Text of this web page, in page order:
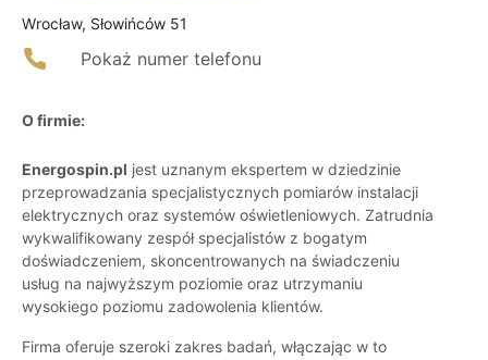
Wrocław, Słowińców 51
Pokaż numer telefonu
O firmie:
Energospin.pl jest uznanym ekspertem w dziedzinie
przeprowadzania specjalistycznych pomiarów instalacji
elektrycznych oraz systemów oświetleniowych. Zatrudnia
wykwalifikowany zespół specjalistów z bogatym
doświadczeniem, skoncentrowanych na świadczeniu
usług na najwyższym poziomie oraz utrzymaniu
wysokiego poziomu zadowolenia klientów.
Firma oferuje szeroki zakres badań, włączając w to